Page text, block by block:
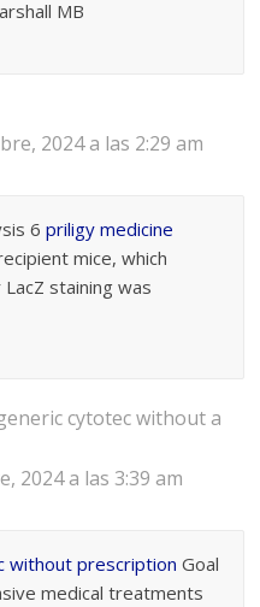
MB
2024 a las 2:29 am
6priligy medicine
mice, which
staining was
cytotec without a
2024 a las 3:39 am
without prescription Goal
medical treatments